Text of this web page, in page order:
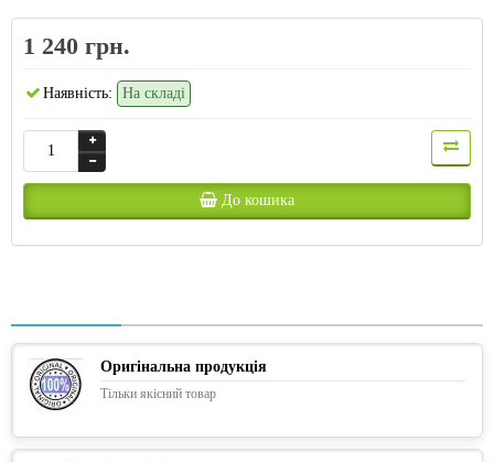
1 240 грн.
Наявність: На складі
До кошика
Оригінальна продукція
Тільки якісний товар